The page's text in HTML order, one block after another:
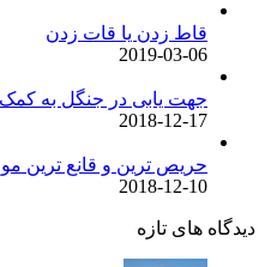
قاط زدن یا قات زدن
2019-03-06
جهت یابی در جنگل به
2018-12-17
حریص ترین و قانع ترین
2018-12-10
دیدگاه های تازه